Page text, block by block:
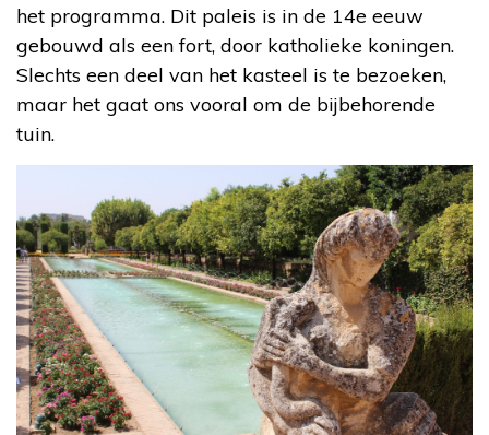
het programma. Dit paleis is in de 14e eeuw
gebouwd als een fort, door katholieke koningen.
Slechts een deel van het kasteel is te bezoeken,
maar het gaat ons vooral om de bijbehorende
tuin.